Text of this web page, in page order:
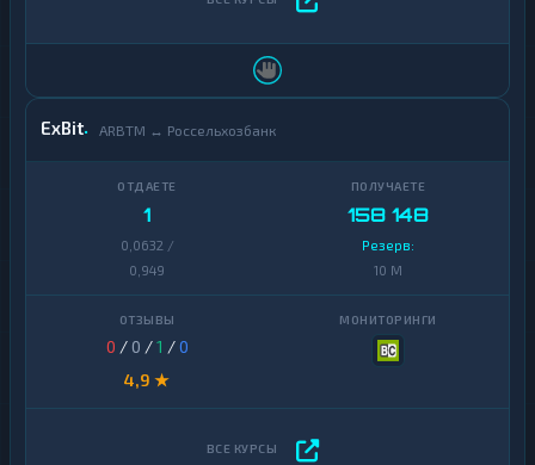
ExBit ARBTM ↔ Россельхозбанк
1
0,0632 /
0,949
158 148
Резерв:
10 M
0 / 0 /1 /0
4,9 ★